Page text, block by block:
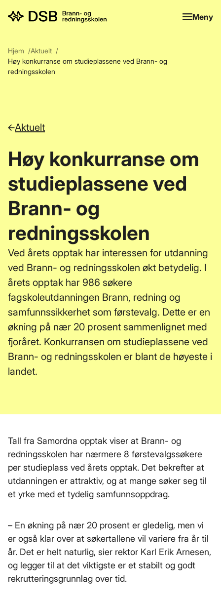
Meny
Meny
Hjem
Aktuelt
Høy konkurranse om studieplassene ved Brann- og
redningsskolen
Aktuelt
Høy konkurranse om
studieplassene ved
Brann- og
redningsskolen
Ved årets opptak har interessen for utdanning
ved Brann- og redningsskolen økt betydelig. I
årets opptak har 986 søkere
fagskoleutdanningen Brann, redning og
samfunnssikkerhet som førstevalg. Dette er en
økning på nær 20 prosent sammenlignet med
fjoråret. Konkurransen om studieplassene ved
Brann- og redningsskolen er blant de høyeste i
landet.
Tall fra Samordna opptak viser at Brann- og
redningsskolen har nærmere 8 førstevalgssøkere
per studieplass ved årets opptak. Det bekrefter at
utdanningen er attraktiv, og at mange søker seg til
et yrke med et tydelig samfunnsoppdrag.
– En økning på nær 20 prosent er gledelig, men vi
er også klar over at søkertallene vil variere fra år til
år. Det er helt naturlig, sier rektor Karl Erik Arnesen,
og legger til at det viktigste er et stabilt og godt
rekrutteringsgrunnlag over tid.